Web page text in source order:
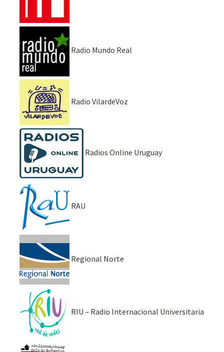
Radio Mundo Real
Radio VilardeVoz
Radios Online Uruguay
RAU
Regional Norte
RIU – Radio Internacional Universitaria